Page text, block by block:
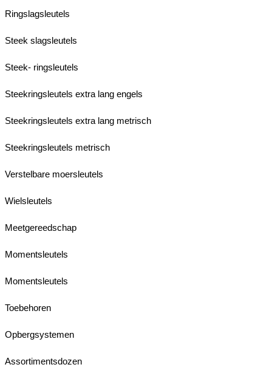
Ringslagsleutels
Steek slagsleutels
Steek- ringsleutels
Steekringsleutels extra lang engels
Steekringsleutels extra lang metrisch
Steekringsleutels metrisch
Verstelbare moersleutels
Wielsleutels
Meetgereedschap
Momentsleutels
Momentsleutels
Toebehoren
Opbergsystemen
Assortimentsdozen